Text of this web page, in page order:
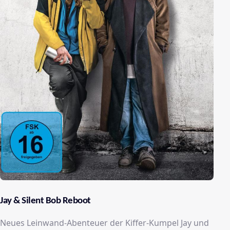
Jay & Silent Bob Reboot
Neues Leinwand-Abenteuer der Kiffer-Kumpel Jay und